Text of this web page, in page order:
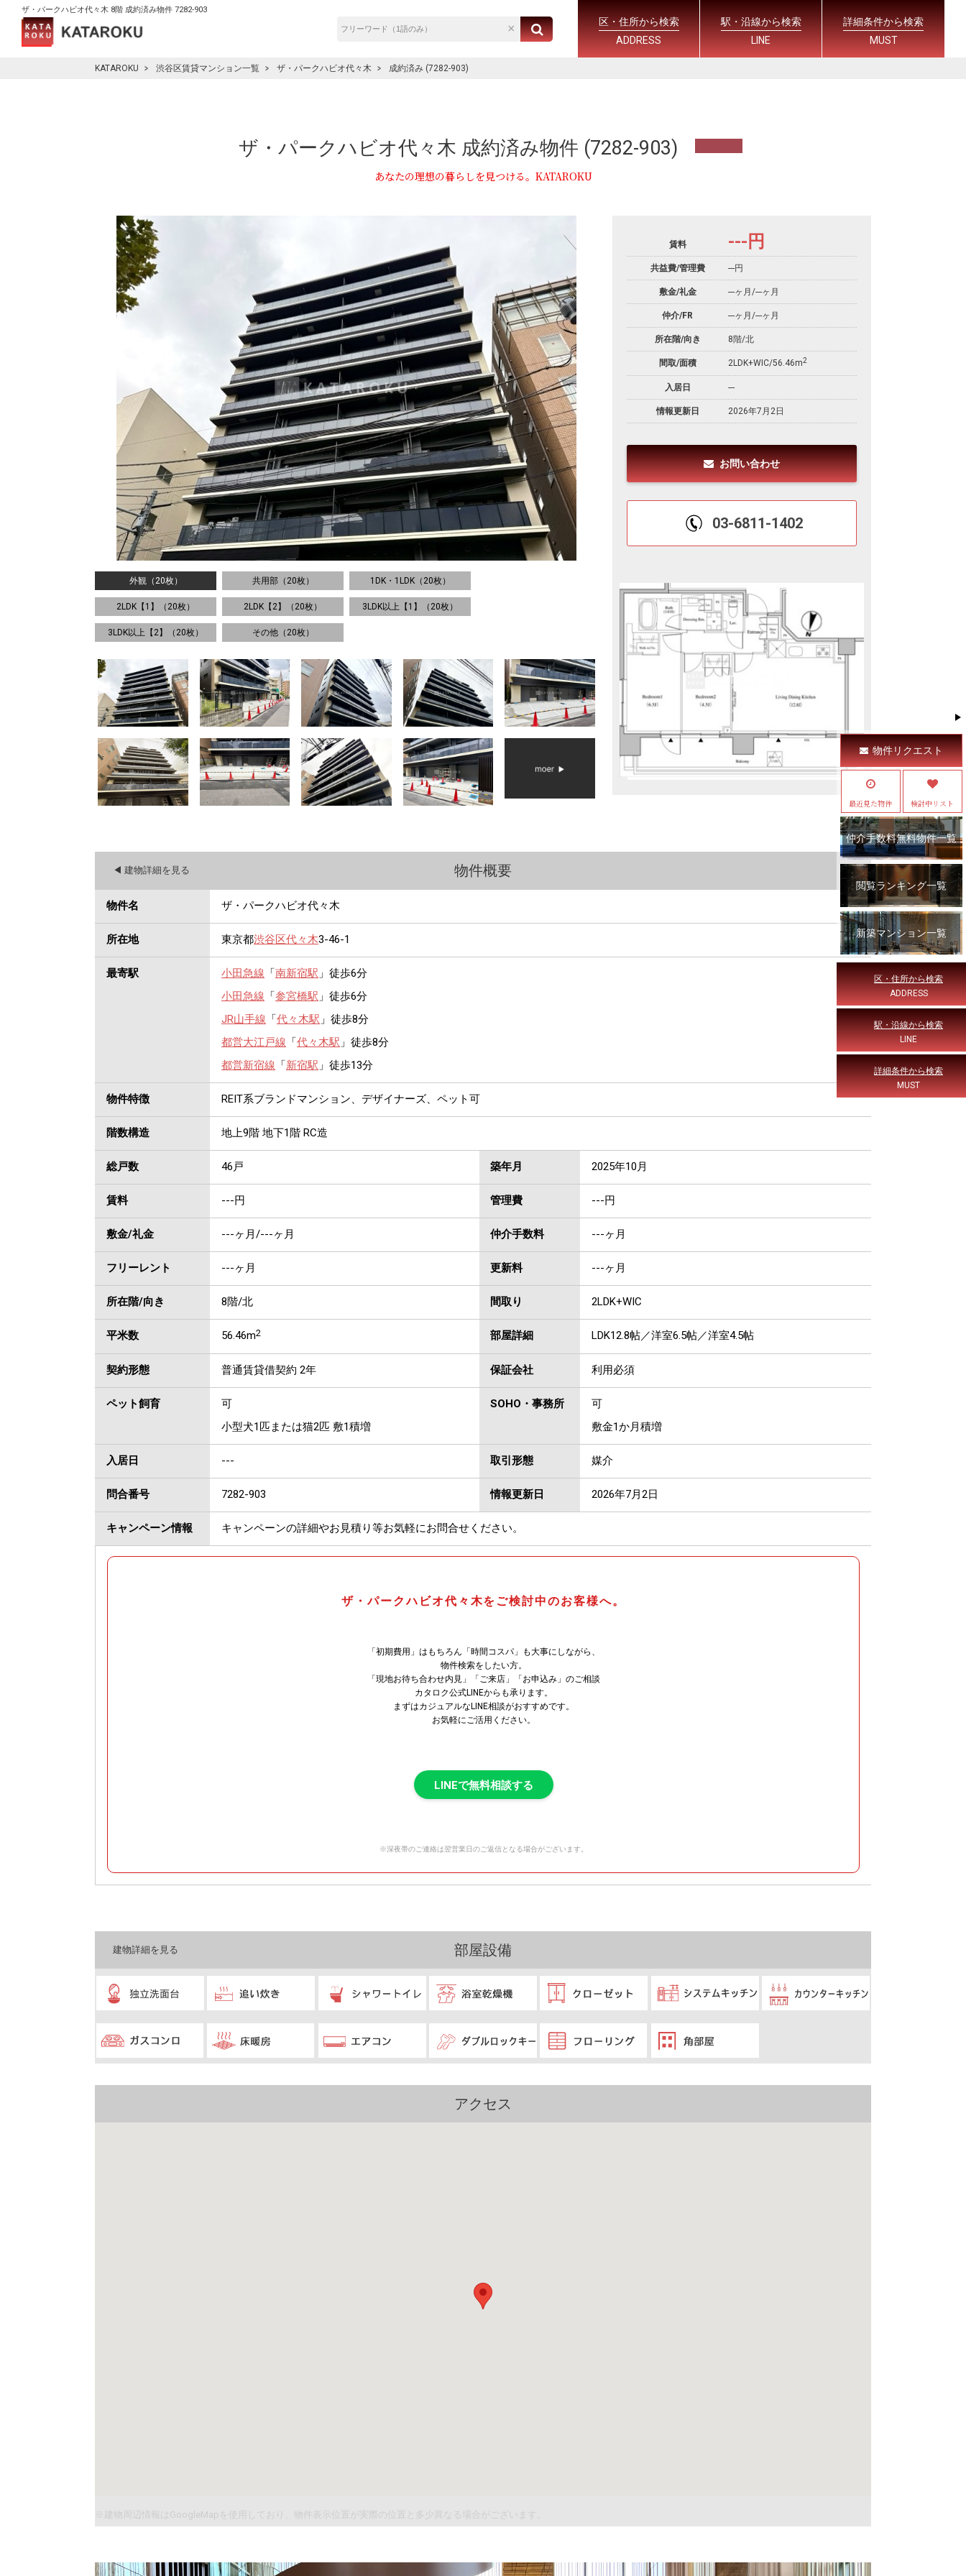
ザ・パークハビオ代々木 8階 成約済み物件 7282-903
区・住所から検索
ADDRESS
駅・沿線から検索
LINE
詳細条件から検索
MUST
KATAROKU 渋谷区賃貸マンション一覧 ザ・パークハビオ代々木 成約済み (7282-903)
ザ・パークハビオ代々木 成約済み物件 (7282-903)
あなたの理想の暮らしを見つける。KATAROKU
外観（20枚） 共用部（20枚） 1DK・1LDK（20枚）
2LDK【1】（20枚） 2LDK【2】（20枚） 3LDK以上【1】（20枚）
3LDK以上【2】（20枚） その他（20枚）
賃料 --- 円
共益費/管理費 ---円
敷金/礼金 ---ヶ月 /---ヶ月
仲介/FR ---ヶ月 /---ヶ月
所在階/向き 8階/北
間取/面積 2LDK+WIC/56.46m2
入居日 ---
情報更新日 2026年7月2日
お問い合わせ
03-6811-1402
物件概要
◀︎ 建物詳細を見る
物件名 ザ・パークハビオ代々木
所在地 東京都渋谷区代々木3-46-1
最寄駅 小田急線 「 南新宿駅 」徒歩6分
小田急線 「 参宮橋駅 」徒歩6分
JR山手線 「 代々木駅 」徒歩8分
都営大江戸線 「 代々木駅 」徒歩8分
都営新宿線 「 新宿駅 」徒歩13分
物件特徴 REIT系ブランドマンション、デザイナーズ、ペット可
階数構造 地上9階 地下1階 RC造
総戸数 46戸 築年月 2025年10月
賃料 ---円 管理費 ---円
敷金/礼金 ---ヶ月 /---ヶ月 仲介手数料 ---ヶ月
フリーレント ---ヶ月 更新料 ---ヶ月
所在階/向き 8階/北 間取り 2LDK+WIC
平米数 56.46m2 部屋詳細 LDK12.8帖／洋室6.5帖／洋室4.5帖
契約形態 普通賃貸借契約 2年 保証会社 利用必須
ペット飼育
可
小型犬1匹または猫2匹 敷1積増
SOHO・事務所
可
敷金1か月積増
入居日 --- 取引形態 媒介
問合番号 7282-903 情報更新日 2026年7月2日
キャンペーン情報 キャンペーンの詳細やお見積り等お気軽にお問合せください。
ザ・パークハビオ代々木をご検討中のお客様へ。
「初期費用」はもちろん「時間コスパ」も大事にしながら、
物件検索をしたい方。
「現地お待ち合わせ内見」「ご来店」「お申込み」のご相談
カタロク公式LINEからも承ります。
まずはカジュアルなLINE相談がおすすめです。
お気軽にご活用ください。
LINEで無料相談する
※深夜帯のご連絡は翌営業日のご返信となる場合がございます。
部屋設備
建物詳細を見る
アクセス
※建物周辺情報はGoogleMapを使用しており、物件表示位置が実際の位置と多少異なる場合がございます。
物件リクエスト
最近見た物件 検討中リスト
仲介手数料無料物件一覧
閲覧ランキング一覧
新築マンション一覧
区・住所から検索
ADDRESS
駅・沿線から検索
LINE
詳細条件から検索
MUST